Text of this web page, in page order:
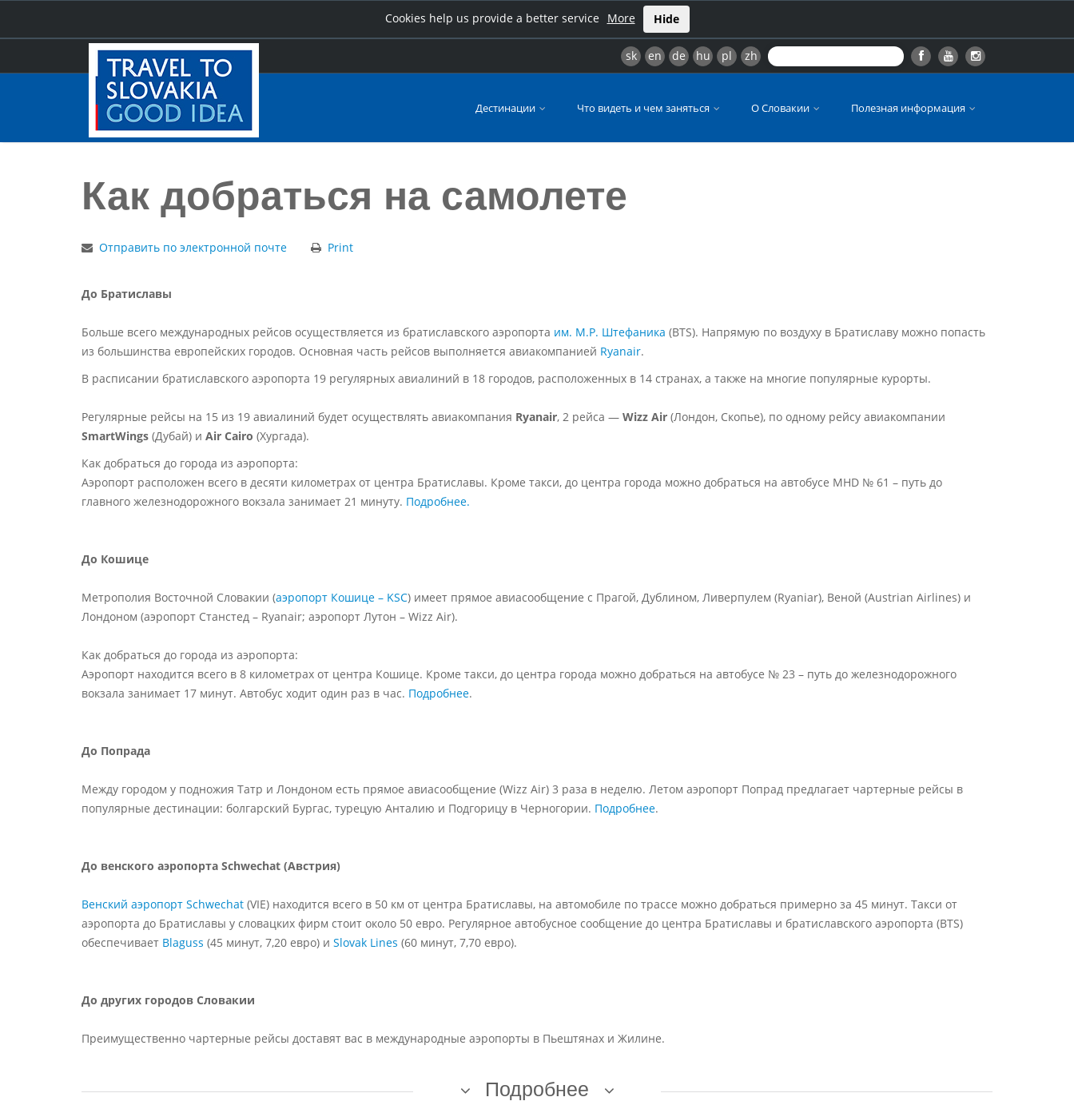
Cookies help us provide a better service More Hide
sk en de hu pl zh
Дестинации Что видеть и чем заняться О Словакии
Полезная информация
Úvod
Как добраться на самолете
Как добраться на самолете
Отправить по электронной почте Print
До Братиславы
Больше всего международных рейсов осуществляется из братиславского аэропорта им. М.Р. Штефаника (BTS). Напрямую по воздуху в Братиславу можно попасть
из большинства европейских городов. Основная часть рейсов выполняется авиакомпанией Ryanair.
В расписании братиславского аэропорта 19 регулярных авиалиний в 18 городов, расположенных в 14 странах, а также на многие популярные курорты.
Регулярные рейсы на 15 из 19 авиалиний будет осуществлять авиакомпания Ryanair, 2 рейса — Wizz Air (Лондон, Скопье), по одному рейсу авиакомпании
SmartWings (Дубай) и Air Cairo (Хургада).
Как добраться до города из аэропорта:
Аэропорт расположен всего в десяти километрах от центра Братиславы. Кроме такси, до центра города можно добраться на автобусе MHD № 61 – путь до
главного железнодорожного вокзала занимает 21 минуту. Подробнее.
До Кошице
Метрополия Восточной Словакии (аэропорт Кошице – KSC) имеет прямое авиасообщение с Прагой, Дублином, Ливерпулем (Ryaniar), Веной (Austrian Airlines) и
Лондоном (аэропорт Станстед – Ryanair; аэропорт Лутон – Wizz Air).
Как добраться до города из аэропорта:
Аэропорт находится всего в 8 километрах от центра Кошице. Кроме такси, до центра города можно добраться на автобусе № 23 – путь до железнодорожного
вокзала занимает 17 минут. Автобус ходит один раз в час. Подробнее.
До Попрада
Между городом у подножия Татр и Лондоном есть прямое авиасообщение (Wizz Air) 3 раза в неделю. Летом аэропорт Попрад предлагает чартерные рейсы в
популярные дестинации: болгарский Бургас, турецую Анталию и Подгорицу в Черногории. Подробнее.
До венского аэропорта Schwechat (Австрия)
Венский аэропорт Schwechat (VIE) находится всего в 50 км от центра Братиславы, на автомобиле по трассе можно добраться примерно за 45 минут. Такси от
аэропорта до Братиславы у словацких фирм стоит около 50 евро. Регулярное автобусное сообщение до центра Братиславы и братиславского аэропорта (BTS)
обеспечивает Blaguss (45 минут, 7,20 евро) и Slovak Lines (60 минут, 7,70 евро).
До других городов Словакии
Преимущественно чартерные рейсы доставят вас в международные аэропорты в Пьештянах и Жилине.
Подробнее